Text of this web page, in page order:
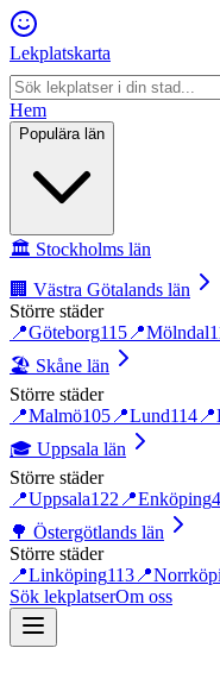
Lekplatskarta
Hem
Populära län
🏛️ Stockholms län
🏢 Västra Götalands län
Större städer
📍Göteborg115 📍Mölndal
🏖️ Skåne län
Större städer
📍Malmö105 📍Lund114 📍
🎓 Uppsala län
Större städer
📍Uppsala122 📍Enköping
🌳 Östergötlands län
Större städer
📍Linköping113 📍
Sök lekplatserOm oss